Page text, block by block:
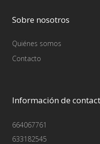
Sobre nosotros
Quiénes somos
Contacto
Información de
664067761
633182545